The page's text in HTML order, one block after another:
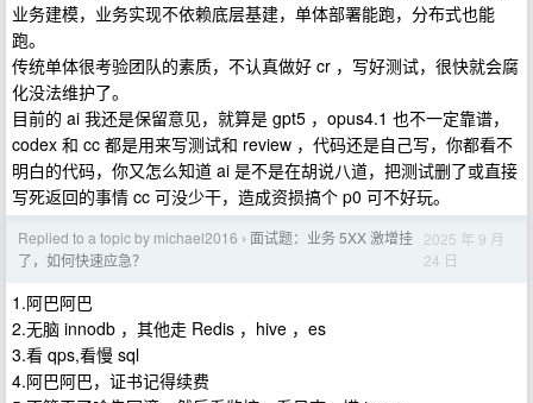
业务建模，业务实现不依赖底层基建，单体部署能跑，分布式也能
跑。
传统单体很考验团队的素质，不认真做好 cr ，写好测试，很快就会腐
化没法维护了。
目前的 ai 我还是保留意见，就算是 gpt5 ，opus4.1 也不一定靠谱，
codex 和 cc 都是用来写测试和 review ，代码还是自己写，你都看不
明白的代码，你又怎么知道 ai 是不是在胡说八道，把测试删了或直接
写死返回的事情 cc 可没少干，造成资损搞个 p0 可不好玩。
Replied to a topic by michael2016 › 面试题：业务 5XX 激增挂
了，如何快速应急？
2025 年 9 月
24 日
1.阿巴阿巴
2.无脑 innodb ，其他走 Redis ，hive ，es
3.看 qps,看慢 sql
4.阿巴阿巴，证书记得续费